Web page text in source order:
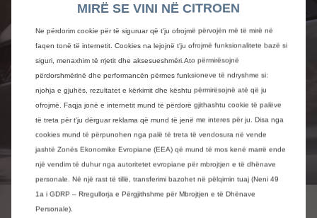
MIRË SE VINI NË CITROEN
Ne përdorim cookie për të siguruar që t'ju ofrojmë përvojën më të mirë në
faqen tonë të internetit. Cookies na lejojnë t'ju ofrojmë funksionalitete bazë si
siguri, menaxhim të rrjetit dhe aksesueshmëri.Ato përmirësojnë
përdorshmërinë dhe performancën përmes funksioneve të ndryshme si:
njohja e gjuhës, rezultatet e kërkimit dhe kështu përmirësojnë atë që ju
ofrojmë. Faqja jonë e internetit mund të përdorë gjithashtu cookie të palëve
të treta për t'ju dërguar reklama që mund të jenë me interes për ju. Disa nga
cookies mund të përpunohen nga palë të treta të vendosura në vende
jashtë Zonës Ekonomike Evropiane (EEA) që mund të mos kenë marrë ende
një vendim të duhur nga autoritetet evropiane për mbrojtjen e të dhënave
personale. Në një rast të tillë, transferimi bazohet në pëlqimin tuaj (Neni 49
1a i GDRP – Rregullorja e Përgjithshme për Mbrojtjen e të Dhënave
Personale).